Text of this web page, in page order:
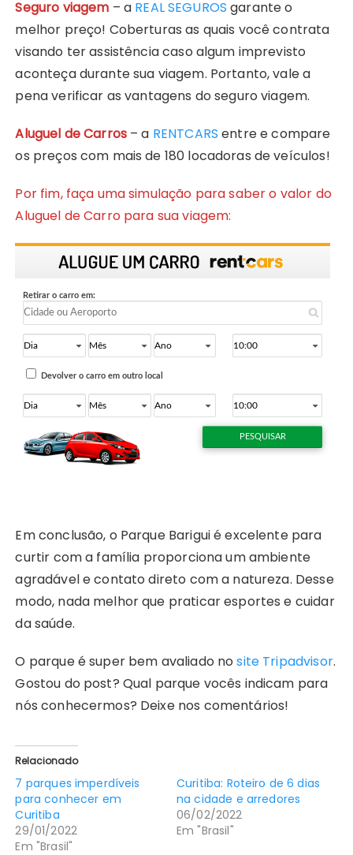
Seguro viagem – a REAL SEGUROS garante o
melhor preço! Coberturas as quais você contrata
visando ter assistência caso algum imprevisto
aconteça durante sua viagem. Portanto, vale a
pena verificar as vantagens do seguro viagem.
Aluguel de Carros – a RENTCARS entre e compare
os preços com mais de 180 locadoras de veículos!
Por fim, faça uma simulação para saber o valor do
Aluguel de Carro para sua viagem:
Em conclusão, o Parque Barigui é excelente para
curtir com a família proporciona um ambiente
agradável e contato direto com a natureza. Desse
modo, nada melhor que praticar esportes e cuidar
da saúde.
O parque é super bem avaliado nosite Tripadvisor.
Gostou do post? Qual parque vocês indicam para
nós conhecermos? Deixe nos comentários!
Relacionado
7 parques imperdíveis
para conhecer em
Curitiba
29/01/2022
Em "Brasil"
Curitiba: Roteiro de 6 dias
na cidade e arredores
06/02/2022
Em "Brasil"